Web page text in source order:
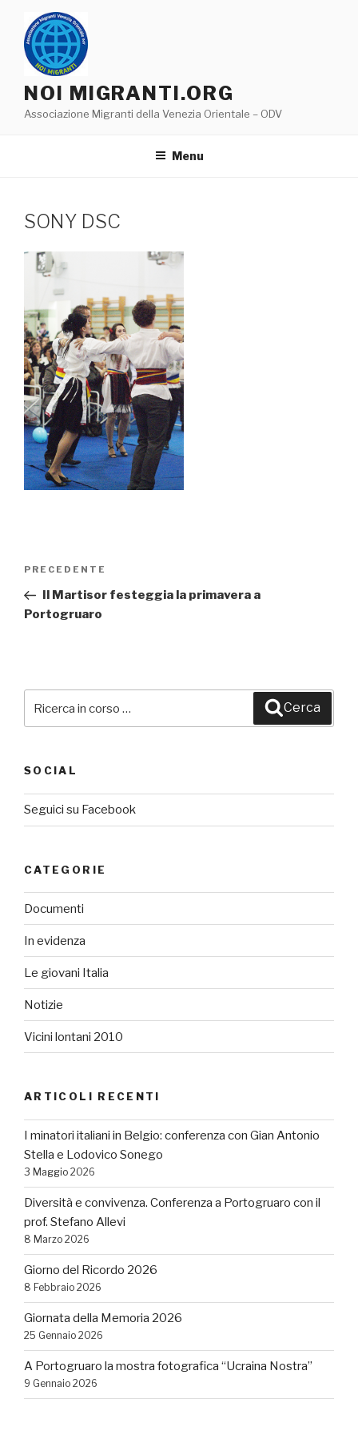
contenuto
NOI MIGRANTI.ORG
Associazione Migranti della Venezia Orientale – ODV
Menu
SONY DSC
Navigazione
Articolo
precedente:
PRECEDENTE
Il Martisor festeggia la primavera a
Portogruaro
Cerca
SOCIAL
Seguici su Facebook
CATEGORIE
Documenti
In evidenza
Le giovani Italia
Notizie
Vicini lontani 2010
ARTICOLI RECENTI
I minatori italiani in Belgio: conferenza con Gian Antonio
Stella e Lodovico Sonego
3 Maggio 2026
Diversità e convivenza. Conferenza a Portogruaro con il
prof. Stefano Allevi
8 Marzo 2026
Giorno del Ricordo 2026
8 Febbraio 2026
Giornata della Memoria 2026
25 Gennaio 2026
A Portogruaro la mostra fotografica “Ucraina Nostra”
9 Gennaio 2026